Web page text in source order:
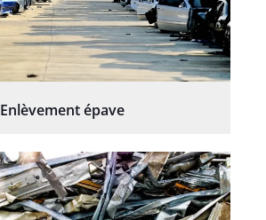
Enlèvement épave